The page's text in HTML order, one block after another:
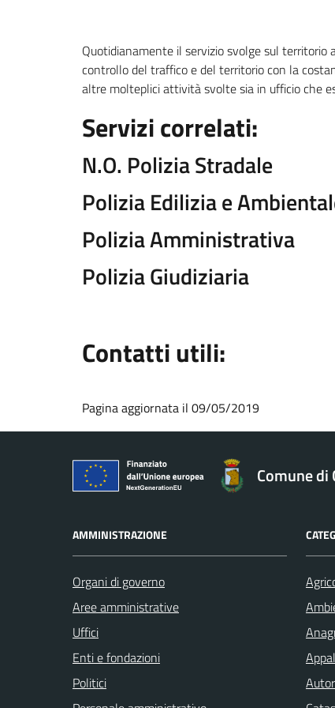
Quotidianamente il servizio svolge sul
controllo del traffico e del territorio con la
altre molteplici attività svolte sia in ufficio che
Servizi correlati:
N.O. Polizia Stradale
Polizia Edilizia e
Polizia Amministrativa
Polizia Giudiziaria
Contatti utili:
Pagina aggiornata il 09/05/2019
Comune di
AMMINISTRAZIONE
Organi di governo
Aree amministrative
Uffici
Enti e fondazioni
Politici